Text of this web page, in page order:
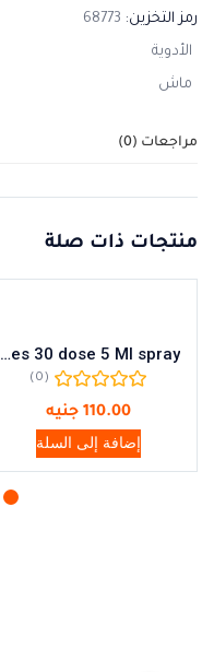
رمز التخزين: 68773
الأدوية
ماش
مراجعات (0)
منتجات ذات صلة
Physiomer Baby Unidoses 30 dose 5 Ml spray
(0)
110.00 جنيه
إضافة إلى السلة